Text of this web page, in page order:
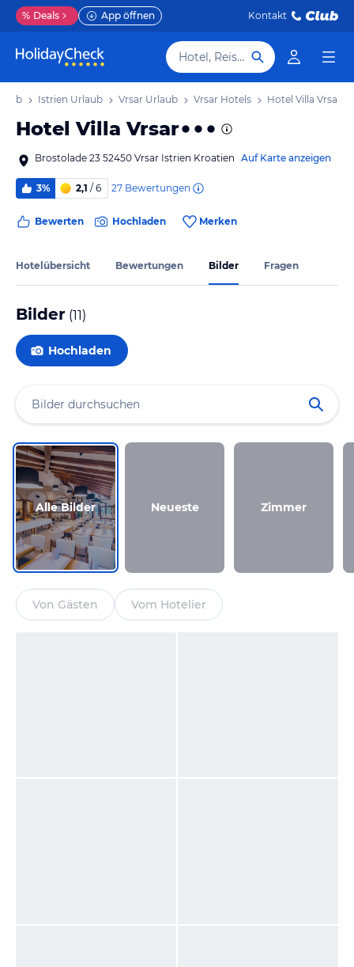
% Deals App öffnen Kontakt
Hotel, Reiseziel
Istrien Urlaub Vrsar Urlaub Vrsar Hotels Hotel Villa Vrsar
Hotel Villa Vrsar
Brostolade 23 52450 Vrsar Istrien Kroatien Auf Karte anzeigen
3% 2,1 / 6 27 Bewertungen
Bewerten Hochladen Merken
Hotelübersicht Bewertungen Bilder Fragen
Bilder (11)
Hochladen
Alle Bilder Neueste Zimmer
Von Gästen Vom Hotelier